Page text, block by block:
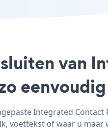
van
Integrated Contact
voettekst of waar u maar